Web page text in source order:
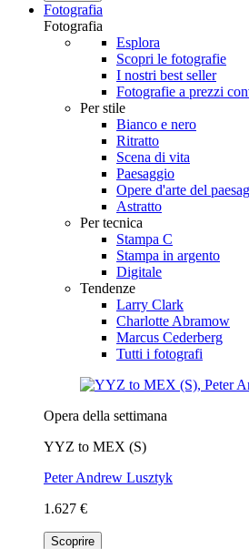
Fotografia
Fotografia
Esplora
Scopri le fotografie
I nostri best seller
Fotografie a prezzi
Per stile
Bianco e nero
Ritratto
Scena di vita
Paesaggio
Opere d'arte del
Astratto
Per tecnica
Stampa C
Stampa in argento
Digitale
Tendenze
Larry Clark
Charlotte Abramow
Marcus Cederberg
Tutti i fotografi
Opera della settimana
YYZ to MEX (S)
Peter Andrew Lusztyk
1.627 €
Scoprire